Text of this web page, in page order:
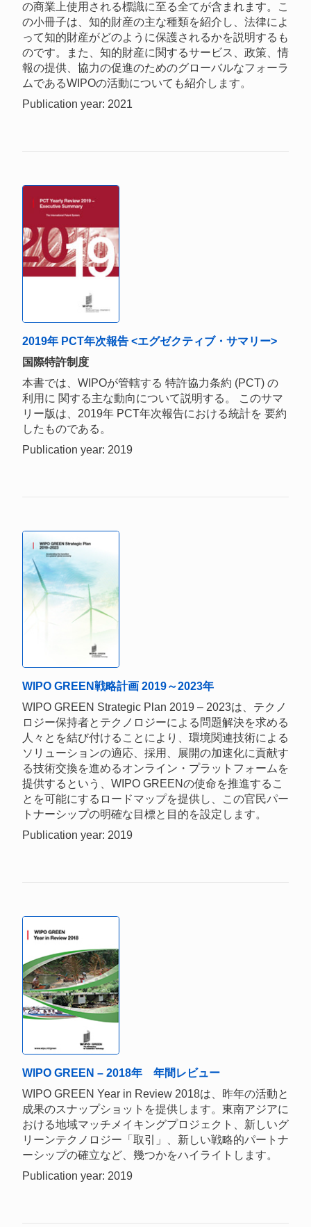
の商業上使用される標識に至る全てが含まれます。こ
の小冊子は、知的財産の主な種類を紹介し、法律によ
って知的財産がどのように保護されるかを説明するも
のです。また、知的財産に関するサービス、政策、情
報の提供、協力の促進のためのグローバルなフォーラ
ムであるWIPOの活動についても紹介します。
Publication year: 2021
2019年 PCT年次報告 <エグゼクティブ・サマリー>
国際特許制度
本書では、WIPOが管轄する 特許協力条約 (PCT) の
利用に 関する主な動向について説明する。 このサマ
リー版は、2019年 PCT年次報告における統計を 要約
したものである。
Publication year: 2019
WIPO GREEN戦略計画 2019～2023年
WIPO GREEN Strategic Plan 2019 – 2023は、テクノ
ロジー保持者とテクノロジーによる問題解決を求める
人々とを結び付けることにより、環境関連技術による
ソリューションの適応、採用、展開の加速化に貢献す
る技術交換を進めるオンライン・プラットフォームを
提供するという、WIPO GREENの使命を推進するこ
とを可能にするロードマップを提供し、この官民パー
トナーシップの明確な目標と目的を設定します。
Publication year: 2019
WIPO GREEN – 2018年 年間レビュー
WIPO GREEN Year in Review 2018は、昨年の活動と
成果のスナップショットを提供します。東南アジアに
おける地域マッチメイキングプロジェクト、新しいグ
リーンテクノロジー「取引」、新しい戦略的パートナ
ーシップの確立など、幾つかをハイライトします。
Publication year: 2019